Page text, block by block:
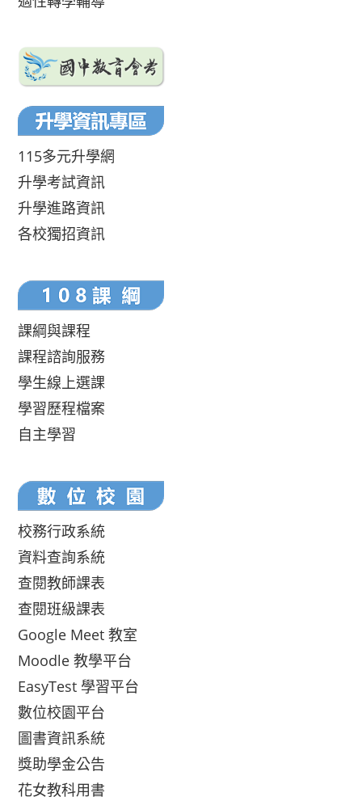
115多元升學網
升學考試資訊
升學進路資訊
各校獨招資訊
課綱與課程
課程諮詢服務
學生線上選課
學習歷程檔案
自主學習
校務行政系統
資料查詢系統
查閱教師課表
查閱班級課表
Google Meet 教室
Moodle 教學平台
EasyTest 學習平台
數位校園平台
圖書資訊系統
獎助學金公告
花女教科用書